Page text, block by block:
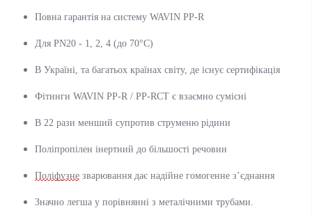
Повна гарантія на систему WAVIN PP-R
Для PN20 - 1, 2, 4 (до 70°C)
В Україні, та багатьох країнах світу, де існує сертифікація
Фітинги WAVIN PP-R / PP-RCT є взаємно сумісні
В 22 рази менший супротив струменю рідини
Поліпропілен інертний до більшості речовин
Поліфузне зварювання дає надійне гомогенне з’єднання
Значно легша у порівнянні з металічними трубами.